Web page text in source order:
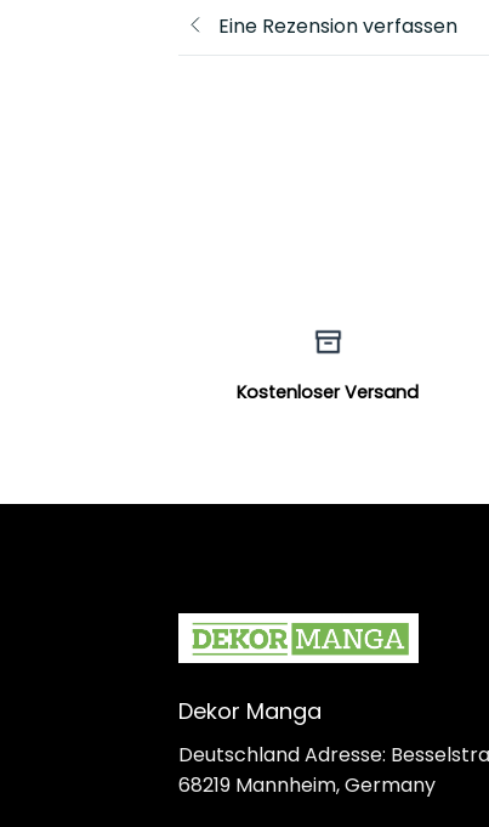
Eine Rezension verfassen
Kostenloser Versand
Dekor Manga
Deutschland Adresse:
68219 Mannheim, Germany